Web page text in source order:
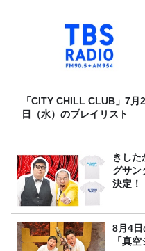
「CITY CHILL CLUB」7月
日（水）のプレイリスト
きした
グサン
決定！
8月4
「真